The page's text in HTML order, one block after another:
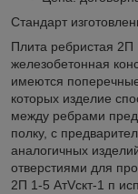
Стандарт
Плита ребристая 2П
железобетонная
имеются
которых изделие
между ребрами
полку, с
аналогичных
отверстиями для
2П 1-5 АтVскт-1 п